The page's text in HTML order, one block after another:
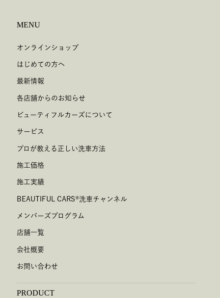
MENU
オンラインショップ
はじめての方へ
最新情報
各店舗からのお知らせ
ビューティフルカーズについて
サービス
プロが教える正しい洗車方法
施工価格
施工実績
BEAUTIFUL CARS®洗車チャンネル
メンバーズプログラム
店舗一覧
会社概要
お問い合わせ
PRODUCT